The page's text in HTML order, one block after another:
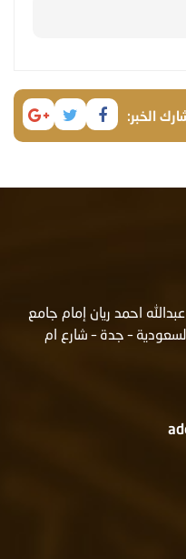
الخبر:
احمد ريان إمام جامع
– جدة – شارع ام